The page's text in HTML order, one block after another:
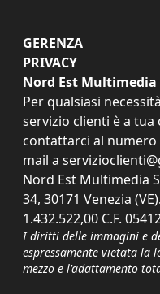
GERENZA
PRIVACY
Nord Est Multimedia
Per qualsiasi
servizio clienti è a
contattarci al numero
mail a
Nord Est Multimedia
34, 30171 Venezia
1.432.522,00 C.F.
I diritti delle immagini e
espressamente vietata la
mezzo e l'adattamento